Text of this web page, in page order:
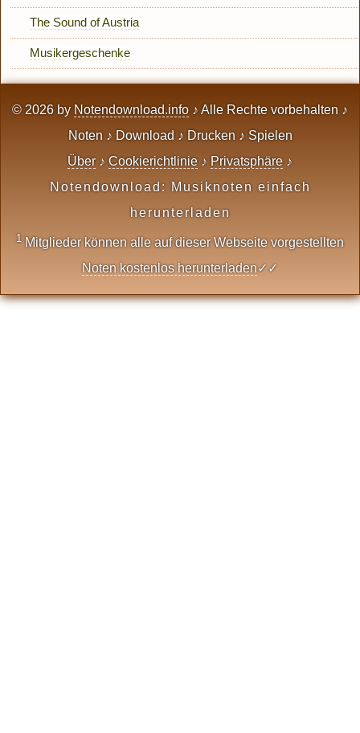
The Sound of Austria
Musikergeschenke
© 2026 by Notendownload.info ♪ Alle Rechte vorbehalten ♪
Noten ♪ Download ♪ Drucken ♪ Spielen
Über ♪ Cookierichtlinie ♪ Privatsphäre ♪
Notendownload: Musiknoten einfach
herunterladen
1 Mitglieder können alle auf dieser Webseite vorgestellten
Noten kostenlos herunterladen✓✓